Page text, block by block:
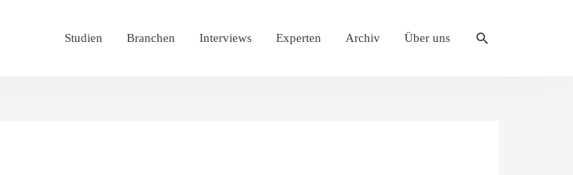
Studien Branchen Interviews Experten Archiv Über uns Suche